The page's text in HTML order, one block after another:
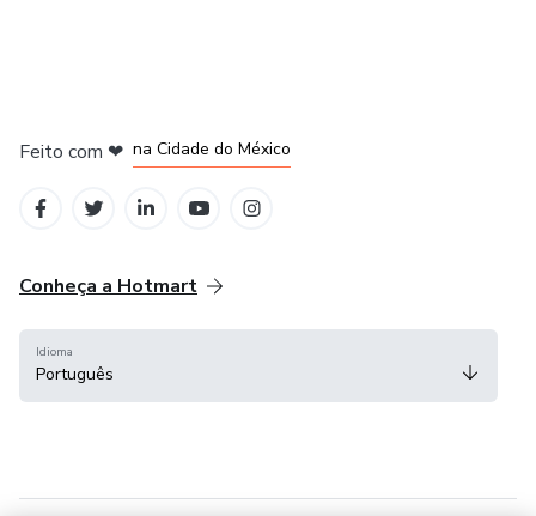
Feito com ❤ na Cidade do México
Conheça a Hotmart
Idioma
Português